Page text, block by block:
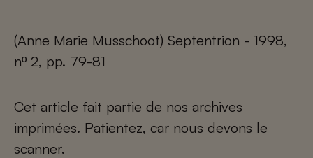
(Anne Marie Musschoot) Septentrion - 1998,
nº 2, pp. 79-81
Cet article fait partie de nos archives
imprimées. Patientez, car nous devons le
scanner.